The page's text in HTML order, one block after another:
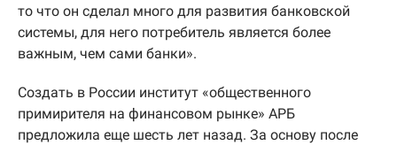
то что он сделал много для развития банковской
системы, для него потребитель является более
важным, чем сами банки».
Создать в России институт «общественного
примирителя на финансовом рынке» АРБ
предложила еще шесть лет назад. За основу после